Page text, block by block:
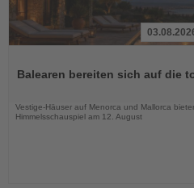
dieBalearen bereiten sich auf die
Vestige-Häuser auf Menorca und Mallorca
Himmelsschauspiel am 12. August